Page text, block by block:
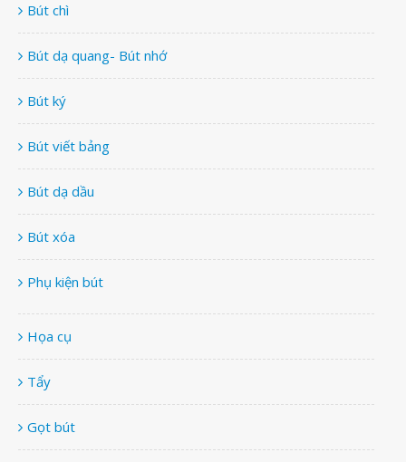
Bút chì
Bút dạ quang- Bút nhớ
Bút ký
Bút viết bảng
Bút dạ dầu
Bút xóa
Phụ kiện bút
Họa cụ
Tẩy
Gọt bút